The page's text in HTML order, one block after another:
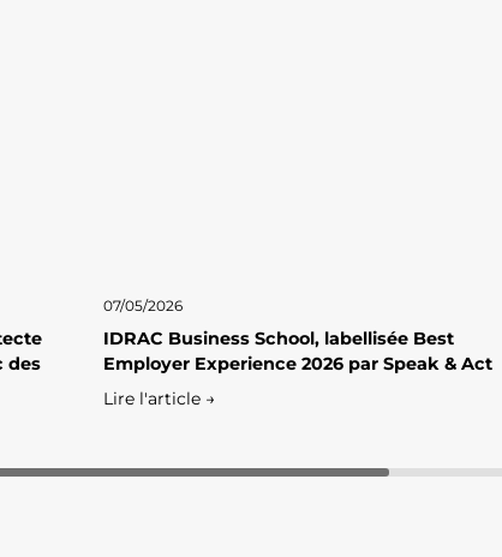
des
07/05/2026
IDRAC Business School, labellisée Best
Employer Experience 2026 par Speak & Act
Lire l'article →